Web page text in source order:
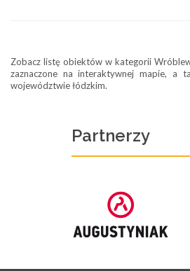
Zobacz listę obiektów w kategorii
zaznaczone na interaktywnej mapie, a
województwie łódzkim.
Partnerzy